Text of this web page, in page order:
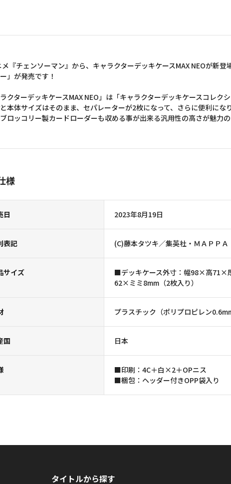
『チェンソーマン』から、キャラクターデッキケースMAX NEOが新登
ー」が発売です！
ラクターデッキケースMAX NEO」は「キャラクターデッキケースコレク
本体サイズはそのまま、セパレーターが2枚になって、さらに便利にな
ロッコリー製カードローダーも収める事が出来る汎用性の高さが魅力の
様
日 2023年8月19日
表記 (C)藤本タツキ／集英社・ＭＡＰＰＡ
サイズ
■デッキケース外寸：幅98×高
62×ミミ8mm（2枚入り）
プラスチック（ポリプロピレン
国 日本
■印刷：4C＋白×2＋OPニス
■梱包：ヘッダー付きOPP袋入り
タイトルから探す